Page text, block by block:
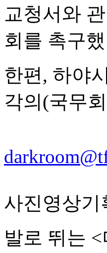
교청서와
회를 촉구
한편, 하야
각의(국무
사진영상기
발로 뛰는